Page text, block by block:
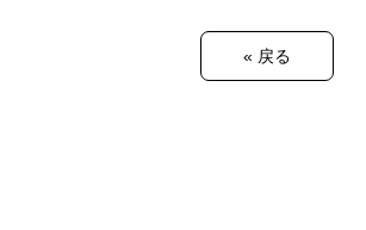
« 戻る